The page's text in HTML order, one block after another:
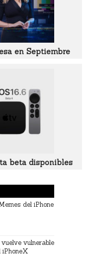
en Septiembre
beta disponibles
del iPhone
vulnerable
iPhoneX